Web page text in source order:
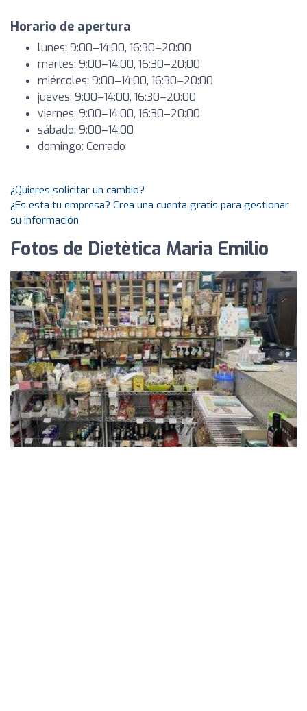
Horario de apertura
lunes: 9:00–14:00, 16:30–20:00
martes: 9:00–14:00, 16:30–20:00
miércoles: 9:00–14:00, 16:30–20:00
jueves: 9:00–14:00, 16:30–20:00
viernes: 9:00–14:00, 16:30–20:00
sábado: 9:00–14:00
domingo: Cerrado
¿Quieres solicitar un cambio?
¿Es esta tu empresa? Crea una cuenta gratis para gestionar
su información
Fotos de Dietètica Maria Emilio